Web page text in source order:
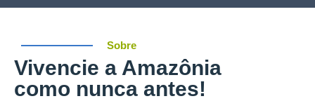
Sobre
Vivencie a Amazônia
como nunca antes!